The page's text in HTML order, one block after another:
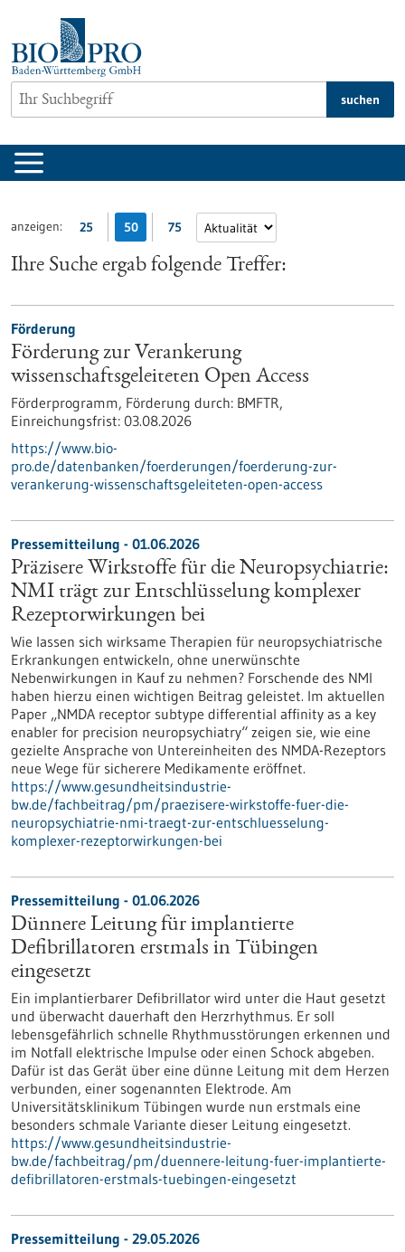
springen
suchen
anzeigen: 25 50 75
Ihre Suche ergab folgende Treffer:
Förderung
Förderung zur Verankerung
wissenschaftsgeleiteten Open Access
Förderprogramm, Förderung durch: BMFTR,
Einreichungsfrist: 03.08.2026
https://www.bio-
pro.de/datenbanken/foerderungen/foerderung-zur-
verankerung-wissenschaftsgeleiteten-open-access
Pressemitteilung - 01.06.2026
Präzisere Wirkstoffe für die Neuropsychiatrie:
NMI trägt zur Entschlüsselung komplexer
Rezeptorwirkungen bei
Wie lassen sich wirksame Therapien für neuropsychiatrische
Erkrankungen entwickeln, ohne unerwünschte
Nebenwirkungen in Kauf zu nehmen? Forschende des NMI
haben hierzu einen wichtigen Beitrag geleistet. Im aktuellen
Paper „NMDA receptor subtype differential affinity as a key
enabler for precision neuropsychiatry“ zeigen sie, wie eine
gezielte Ansprache von Untereinheiten des NMDA-Rezeptors
neue Wege für sicherere Medikamente eröffnet.
https://www.gesundheitsindustrie-
bw.de/fachbeitrag/pm/praezisere-wirkstoffe-fuer-die-
neuropsychiatrie-nmi-traegt-zur-entschluesselung-
komplexer-rezeptorwirkungen-bei
Pressemitteilung - 01.06.2026
Dünnere Leitung für implantierte
Defibrillatoren erstmals in Tübingen
eingesetzt
Ein implantierbarer Defibrillator wird unter die Haut gesetzt
und überwacht dauerhaft den Herzrhythmus. Er soll
lebensgefährlich schnelle Rhythmusstörungen erkennen und
im Notfall elektrische Impulse oder einen Schock abgeben.
Dafür ist das Gerät über eine dünne Leitung mit dem Herzen
verbunden, einer sogenannten Elektrode. Am
Universitätsklinikum Tübingen wurde nun erstmals eine
besonders schmale Variante dieser Leitung eingesetzt.
https://www.gesundheitsindustrie-
bw.de/fachbeitrag/pm/duennere-leitung-fuer-implantierte-
defibrillatoren-erstmals-tuebingen-eingesetzt
Pressemitteilung - 29.05.2026